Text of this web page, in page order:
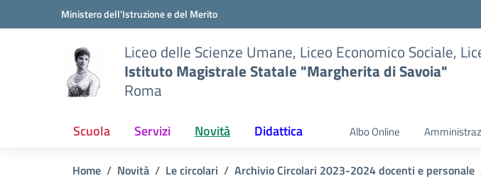
Vai ai contenuti
Vai al menu di navigazioneMinistero dell'Istruzione e del Merito
Liceo delle Scienze Umane, Liceo Economico Sociale,
Istituto Magistrale Statale "Margherita di Savoia"
Roma
Scuola Servizi Novità Didattica Albo Online
Home Novità Le circolari Archivio Circolari 2023-2024 docenti e personale